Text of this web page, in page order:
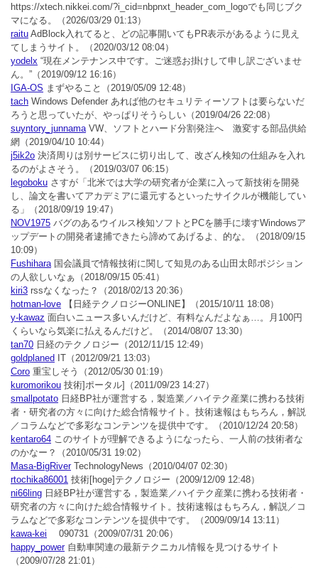
https://xtech.nikkei.com/?i_cid=nbpnxt_header_com_logoでも同じブク
マになる。
（2026/03/29 01:13）
raitu AdBlock入れてると、どの記事開いてもPR表示があるように見え
てしまうサイト。
（2020/03/12 08:04）
yodelx “現在メンテナンス中です。ご迷惑お掛けして申し訳ございませ
ん。” （2019/09/12 16:16）
IGA-OS まずやること
（2019/05/09 12:48）
tach Windows Defender あれば他のセキュリティーソフトは要らないだ
ろうと思っていたが、やっぱりそうらしい （2019/04/26 22:08）
suyntory_junnamaVW、ソフトとハード分割発注へ 激変する部品供給
網 （2019/04/10 10:44）
j5ik2o 決済周りは別サービスに切り出して、改ざん検知の仕組みを入れ
るのがよさそう。
（2019/03/07 06:15）
legoboku さすが「北米では大学の研究者が企業に入って新技術を開発
し、論文を書いてアカデミアに還元するといったサイクルが機能してい
る」
（2018/09/19 19:47）
NOV1975 バグのあるウイルス検知ソフトとPCを勝手に壊すWindowsア
ップデートの開発者逮捕できたら諦めてあげるよ、的な。
（2018/09/15
10:09）
Fushihara国会議員で情報技術に関して知見のある山田太郎ポジション
の人欲しいなぁ （2018/09/15 05:41）
kiri3 rssなくなった？
（2018/02/13 20:36）
hotman-love 【日経テクノロジーONLINE】
（2015/10/11 18:08）
y-kawaz 面白いニュース多いんだけど、有料なんだよなぁ…。月100円
くらいなら気楽に払えるんだけど。
（2014/08/07 13:30）
tan70 日経のテクノロジー （2012/11/15 12:49）
goldplaned IT （2012/09/21 13:03）
Coro 重宝しそう
（2012/05/30 01:19）
kuromorikou 技術]ポータル]
（2011/09/23 14:27）
smallpotato 日経BP社が運営する，製造業／ハイテク産業に携わる技術
者・研究者の方々に向けた総合情報サイト。技術速報はもちろん，解説
／コラムなどで多彩なコンテンツを提供中です。
（2010/12/24 20:58）
kentaro64 このサイトが理解できるようになったら、一人前の技術者な
のかなー？
（2010/05/31 19:02）
Masa-BigRiverTechnologyNews （2010/04/07 02:30）
rtochika86001 技術[hoge]テクノロジー （2009/12/09 12:48）
ni66ling 日経BP社が運営する，製造業／ハイテク産業に携わる技術者・
研究者の方々に向けた総合情報サイト。技術速報はもちろん，解説／コ
ラムなどで多彩なコンテンツを提供中です。
（2009/09/14 13:11）
kawa-kei 090731 （2009/07/31 20:06）
happy_power自動車関連の最新テクニカル情報を見つけるサイト
（2009/07/28 21:01）